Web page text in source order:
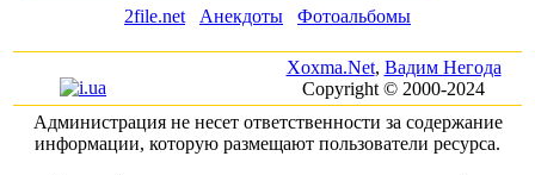
2file.net Анекдоты Фотоальбомы
Xoxma.Net, Вадим Негода
Copyright © 2000-2024
Администрация не несет ответственности за содержание
информации, которую размещают пользователи ресурса.